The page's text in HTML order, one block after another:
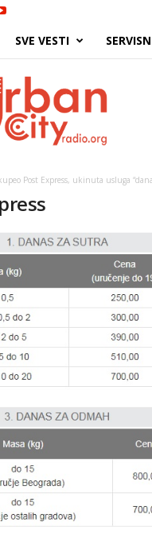
SVE VESTI
Post Express, ukinuta usluga